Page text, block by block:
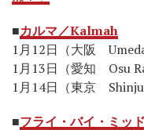
■カルマ／Kalmah
1月12日（大阪
1月13日（愛知 Osu
1月14日（東京
■フライ・バイ・ミッ